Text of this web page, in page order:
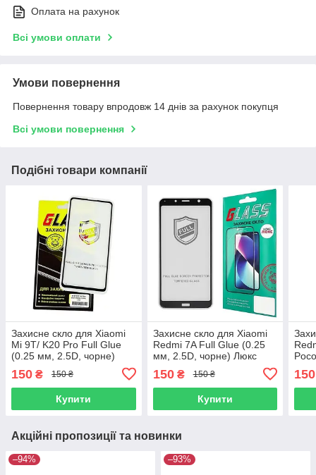
Оплата на рахунок
Всі умови оплати
Умови повернення
Повернення товару впродовж 14 днів за рахунок покупця
Всі умови повернення
Подібні товари компанії
Захисне скло для Xiaomi
Mi 9T/ K20 Pro Full Glue
(0.25 мм, 2.5D, чорне)
150 ₴ 150 ₴
Купити
Захисне скло для Xiaomi
Redmi 7A Full Glue (0.25
мм, 2.5D, чорне) Люкс
150₴ 150 ₴
Купити
150
Акційні пропозиції та новинки
–94% –93%